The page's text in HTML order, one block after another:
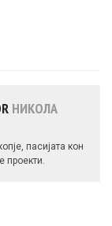
НИКОЛА
пасијата кон
проекти.